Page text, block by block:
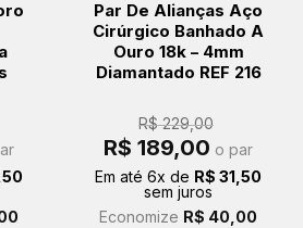
Par De Alianças Aço
Cirúrgico Banhado A
Ouro 18k – 4mm
Diamantado REF 216
R$229,00
O
preço
era:
R$ 229,00.
R$ 189,00 preço
atual
é:
R$ 189,00.
o par
Em até 6x de R$ 31,50
sem juros
Economize R$ 40,00